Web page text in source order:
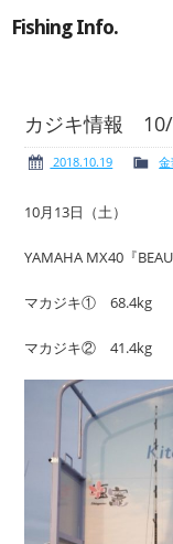
サービス案内
新艇・展示艇
Fishing Info.
カジキ情報
2018.10.19
10月13日（土）
YAMAHA MX40『
マカジキ① 68.4kg
マカジキ② 41.4kg